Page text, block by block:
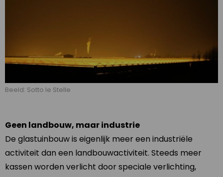
Beeld: Sotto le Stelle
Geen landbouw, maar industrie
De glastuinbouw is eigenlijk meer een industriële
activiteit dan een landbouwactiviteit. Steeds meer
kassen worden verlicht door speciale verlichting,